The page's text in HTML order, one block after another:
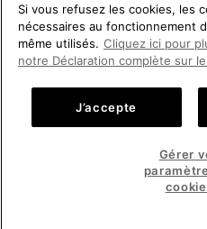
France
©2026 SOREL. Tous droits réservés.
Conditions Générales de Vente
Impressum Public CBCR
Service client: Lun - Sam de 9h à 13h et de
BIENVENUE
VEUILLEZ
VOTRE PAYS
Achats en
Si vous refusez les cookies, les
nécessaires au fonctionnement
même utilisés. Cliquez ici pour
notre Déclaration complète sur
J’accepte
Gérer